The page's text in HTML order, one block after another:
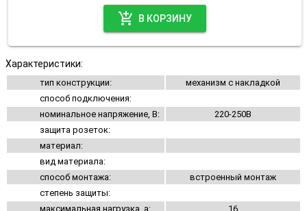
add_shopping_cart
В КОРЗИНУ
Характеристики:
тип конструкции:
механизм с накладкой
способ подключения:
номинальное напряжение, В:
220-250В
защита розеток:
материал:
вид материала:
способ монтажа:
встроенный монтаж
степень защиты:
максимальная нагрузка, а:
16